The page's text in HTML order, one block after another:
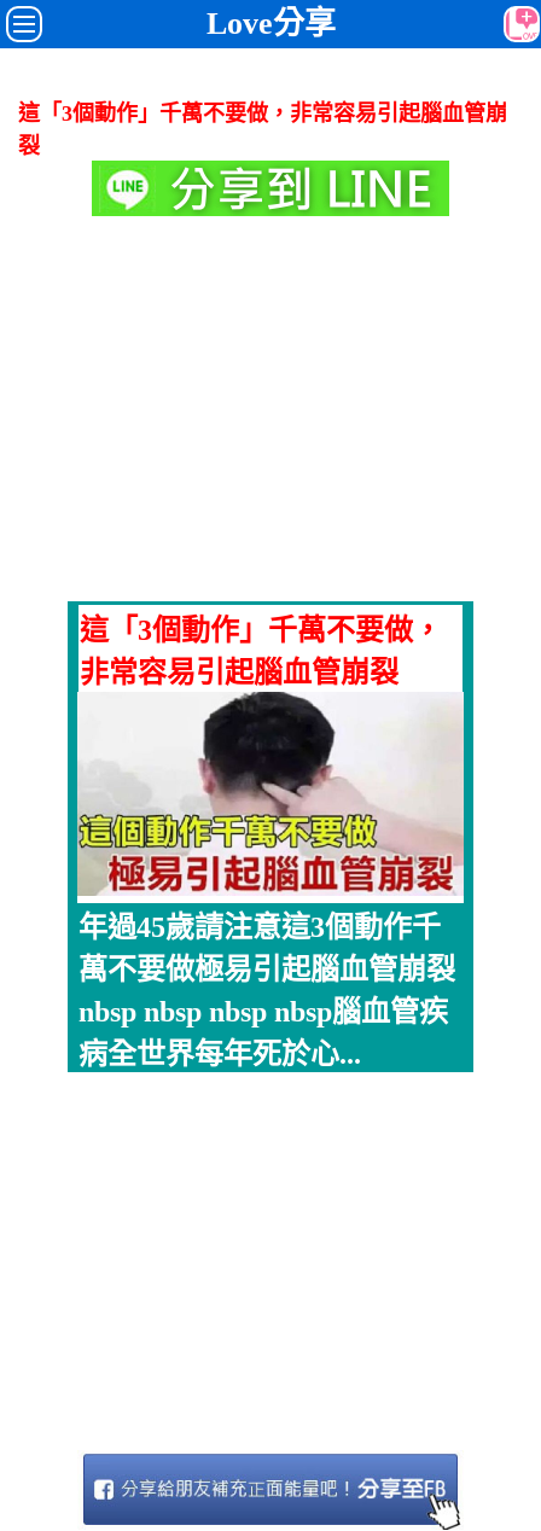
Love分享
這「3個動作」千萬不要做，非常容易引起腦血管崩
裂
這「3個動作」千萬不要做，
非常容易引起腦血管崩裂
年過45歲請注意這3個動作千
萬不要做極易引起腦血管崩裂
nbsp nbsp nbsp nbsp腦血管疾
病全世界每年死於心...